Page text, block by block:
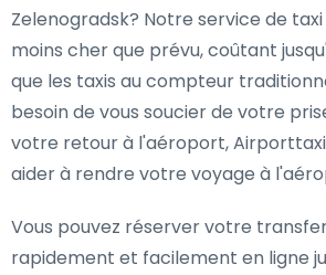
Zelenogradsk? Notre service de
moins cher que prévu, coûtant
que les taxis au compteur
besoin de vous soucier de votre
votre retour à l'aéroport,
aider à rendre votre voyage à
Vous pouvez réserver votre
rapidement et facilement en ligne